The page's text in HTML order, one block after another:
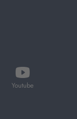
Youtube
öffnet
in